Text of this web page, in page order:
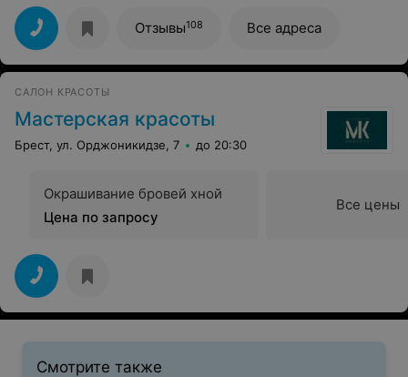
предложат чашечку кофе. Уровень и качество услуг -
на высоте. Постоянное развитие и изменение
интерьера очень радует. Чаще всего пользуюсь
услугами мастера Ольги Тысевич , а муж с сыном - у
Ирины Куксы. Мастера классные, всегда их работа на
Отзывы108 Все адреса
САЛОН КРАСОТЫ
Мастерская красоты
Брест, ул. Орджоникидзе, 7 до 20:30
Окрашивание бровей хной
Цена по запросу
Все цены
Смотрите также